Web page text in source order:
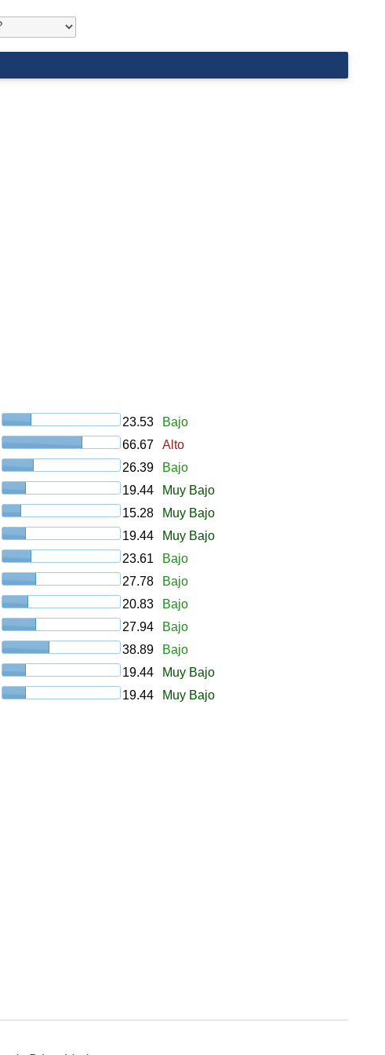
23.53
Bajo
66.67
Alto
26.39
Bajo
19.44
Muy Bajo
15.28
Muy Bajo
19.44
Muy Bajo
23.61
Bajo
27.78
Bajo
20.83
Bajo
27.94
Bajo
38.89
Bajo
19.44
Muy Bajo
19.44 Muy Bajo